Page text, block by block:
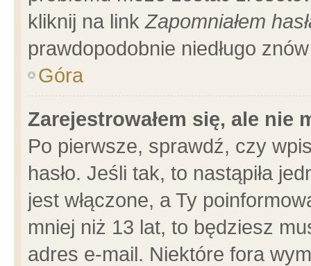
kliknij na linkZapomniałem
prawdopodobnie niedługo
Góra
Zarejestrowałem się, ale nie
Po pierwsze, sprawdź, czy
hasło. Jeśli tak, to nastąpiła
jest włączone, a Ty
mniej niż 13 lat, to będziesz
adres e-mail. Niektóre fora